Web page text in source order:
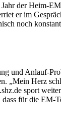
der Heim-
er im
noch
und Anlauf-
Herz
sport
für die EM-